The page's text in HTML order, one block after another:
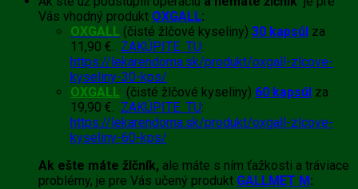
Vás vhodný produkt OXGALL:
OXGALL (čisté žlčové kyseliny) 30 kapsúl za
11,90 €. ZAKÚPITE TU:
https://lekarendoma.sk/produkt/oxgall-zlcove-
kyseliny-30-kps/
OXGALL (čisté žlčové kyseliny) 60 kapsúl za
19,90 €. ZAKÚPITE TU:
https://lekarendoma.sk/produkt/oxgall-zlcove-
kyseliny-60-kps/
Ak ešte máte žlčník, ale máte s ním ťažkosti a tráviace
problémy, je pre Vás učený produkt GALLMET M: